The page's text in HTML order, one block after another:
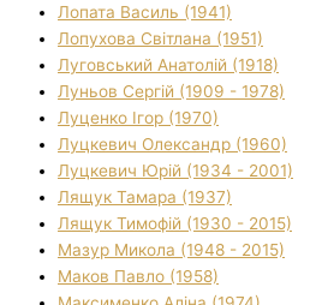
Лопата Василь (1941)
Лопухова Світлана (1951)
Луговський Анатолій (1918)
Луньов Сергій (1909 - 1978)
Луценко Ігор (1970)
Луцкевич Олександр (1960)
Луцкевич Юрій (1934 - 2001)
Лящук Тамара (1937)
Лящук Тимофій (1930 - 2015)
Мазур Микола (1948 - 2015)
Маков Павло (1958)